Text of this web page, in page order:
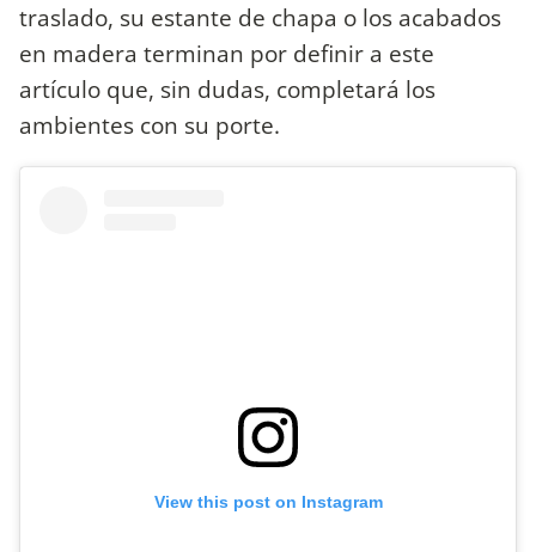
traslado, su estante de chapa o los acabados
en madera terminan por definir a este
artículo que, sin dudas, completará los
ambientes con su porte.
View this post on Instagram